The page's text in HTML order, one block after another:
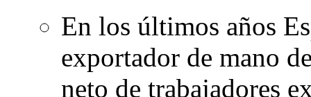
En los últimos años
exportador de mano
neto de trabajadores